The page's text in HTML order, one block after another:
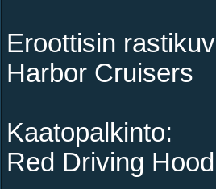
Eroottisin
Harbor Cruisers
Kaatopalkinto:
Red Driving Hood